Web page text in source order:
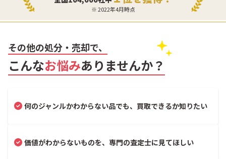
※ 2022年4月時点
その他の処分・売却で、
こんなお悩みありませんか？
何のジャンルかわからない品でも、買取できるか知りたい
価値がわからないものを、専門の査定士に見てほしい